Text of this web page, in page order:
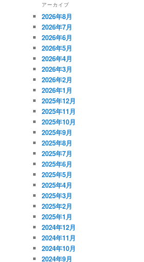
アーカイブ
2026年8月
2026年7月
2026年6月
2026年5月
2026年4月
2026年3月
2026年2月
2026年1月
2025年12月
2025年11月
2025年10月
2025年9月
2025年8月
2025年7月
2025年6月
2025年5月
2025年4月
2025年3月
2025年2月
2025年1月
2024年12月
2024年11月
2024年10月
2024年9月